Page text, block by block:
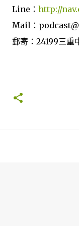
Line： http://
Mail：
郵寄：24199三重